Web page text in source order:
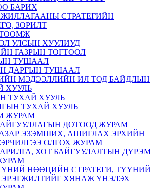
БАРИХ
СТРАТЕГИЙН
ЗОРИЛТ
УЛСЫН ХУУЛИУД
ГАЗРЫН ТОГТООЛ
ТУШААЛ
ДАРГЫН ТУШААЛ
МЭДЭЭЛЛИЙН ИЛ ТОД БАЙДЛЫН
ХУУЛЬ
ТУХАЙ ХУУЛЬ
ТУХАЙ ХУУЛЬ
ЖУРАМ
ДОТООД ЖУРАМ
ЭЗЭМШИХ, АШИГЛАХ ЭРХИЙН
ОЛГОХ ЖУРАМ
ХОТ БАЙГУУЛАЛТЫН ДҮРЭМ
НӨӨЦИЙН СТРАТЕГИ, ТҮҮНИЙ
ХЯНАЖ ҮНЭЛЭХ